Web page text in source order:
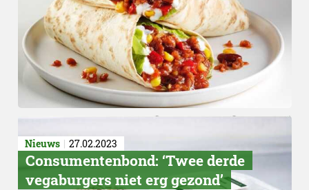
Vergelijken
Nieuws 27.02.2023
Consumentenbond: ‘Twee derde
vegaburgers niet erg gezond’